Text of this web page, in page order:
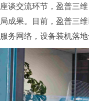
座谈交流环节，盈普三
局成果。目前，盈普三
服务网络，设备装机落